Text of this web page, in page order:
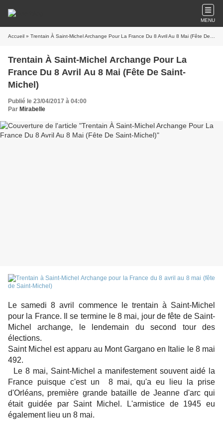
MENU
Accueil » Trentain À Saint-Michel Archange Pour La France Du 8 Avril Au 8 Mai (Fête De Saint-Michel)
Trentain À Saint-Michel Archange Pour La
France Du 8 Avril Au 8 Mai (Fête De Saint-
Michel)
Publié le 23/04/2017 à 04:00
Par Mirabelle
Le samedi 8 avril commence le trentain à Saint-Michel
pour la France. Il se termine le 8 mai, jour de fête de Saint-
Michel archange, le lendemain du second tour des
élections.
Saint Michel est apparu au Mont Gargano en Italie le 8 mai
492.
Le 8 mai, Saint-Michel a manifestement souvent aidé la
France puisque c'est un 8 mai, qu'a eu lieu la prise
d'Orléans, première grande bataille de Jeanne d'arc qui
était guidée par Saint Michel. L'armistice de 1945 eu
également lieu un 8 mai.